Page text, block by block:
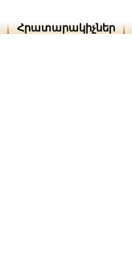
Հրատարակիչներ